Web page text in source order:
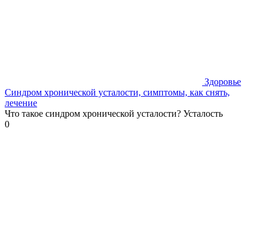
Здоровье
Синдром хронической усталости, симптомы, как снять,
лечение
Что такое синдром хронической усталости? Усталость
0